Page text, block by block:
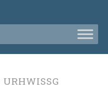
URHWISSG